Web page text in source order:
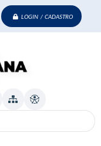
LOGIN / CADASTRO